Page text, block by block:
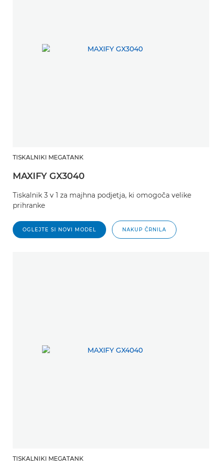
TISKALNIKI MEGATANK
MAXIFY GX3040
Tiskalnik 3 v 1 za majhna podjetja, ki omogoča velike
prihranke
OGLEJTE SI NOVI MODEL NAKUP ČRNILA
TISKALNIKI MEGATANK